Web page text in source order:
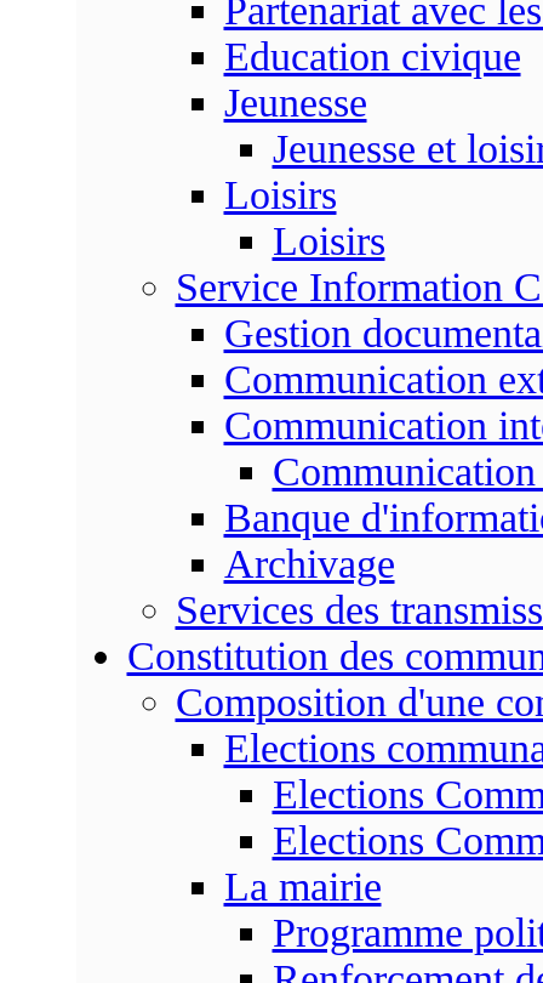
Partenariat avec
Education civique
Jeunesse
Jeunesse et
Loisirs
Loisirs
Service Information
Gestion
Communication
Communication
Communication
Banque
Archivage
Services des
Constitution des
Composition d'une
Elections
Elections
Elections
La mairie
Programme